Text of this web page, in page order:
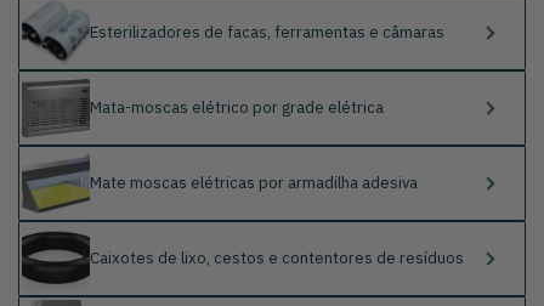
Esterilizadores de facas, ferramentas e câmaras
Mata-moscas elétrico por grade elétrica
Mate moscas elétricas por armadilha adesiva
Caixotes de lixo, cestos e contentores de resíduos